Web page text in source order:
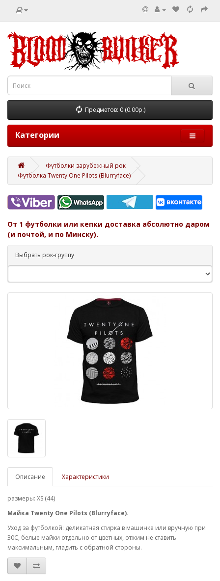
Предметов: 0 (0.00р.)
Категории
Футболки зарубежный рок
Футболка Twenty One Pilots (Blurryface)
От 1 футболки или кепки доставка абсолютно даром
(и почтой, и по Минску).
Выбрать рок-группу
Описание Характеристики
размеры: XS (44)
Майка Twenty One Pilots (Blurryface).
Уход за футболкой: деликатная стирка в машинке или вручную при
30С, белые майки отдельно от цветных, отжим не ставить
максимальным, гладить с обратной стороны.